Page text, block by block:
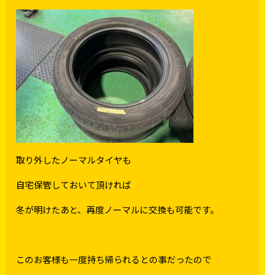
取り外したノーマルタイヤも
自宅保管しておいて頂ければ
冬が明けたあと、再度ノーマルに交換も可能です。
このお客様も一度持ち帰られるとの事だったので